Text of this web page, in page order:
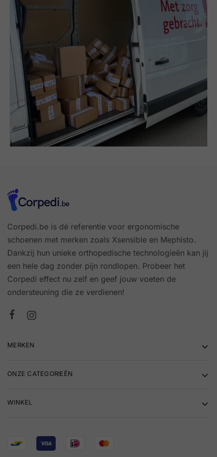
Corpedi.be is dé referentie voor ergonomische
schoenen met merken zoals Xsensible en Mephisto.
Dankzij hun unieke orthopedische technologieën kan jij
een hele dag zonder pijn rondlopen. Probeer het
Corpedi effect nu zelf en geef jouw voeten de
ondersteuning die ze verdienen!
MERKEN
ONZE CATEGORIEËN
WINKEL